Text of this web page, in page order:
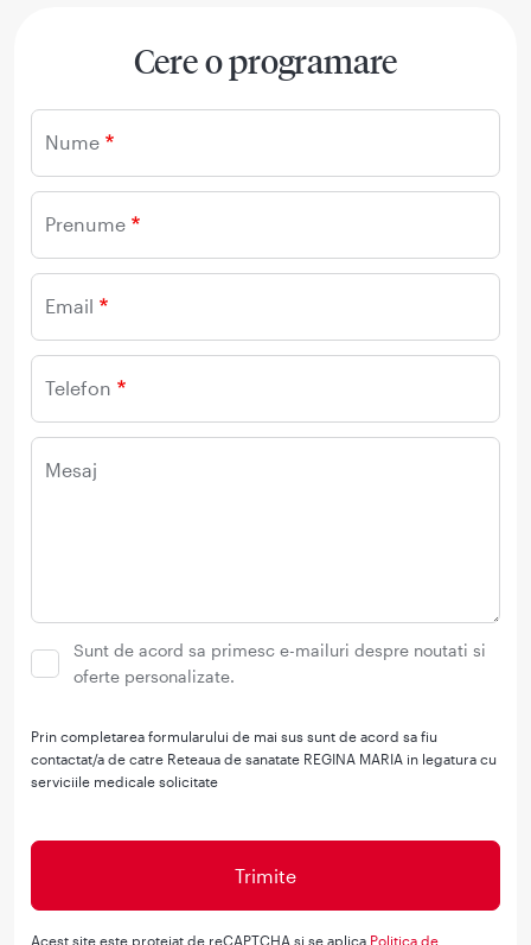
Cere o programare
Nume
Prenume
Email
Telefon
Mesaj
Sunt de acord sa primesc e-mailuri despre noutati si
oferte personalizate.
Prin completarea formularului de mai sus sunt de acord sa fiu
contactat/a de catre Reteaua de sanatate REGINA MARIA in legatura cu
serviciile medicale solicitate
Acest site este protejat de reCAPTCHA si se aplica Politica de